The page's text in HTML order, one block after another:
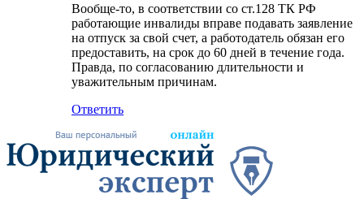
Вообще-то, в соответствии со ст.128 ТК РФ
работающие инвалиды вправе подавать заявление
на отпуск за свой счет, а работодатель обязан его
предоставить, на срок до 60 дней в течение года.
Правда, по согласованию длительности и
уважительным причинам.
Ответить